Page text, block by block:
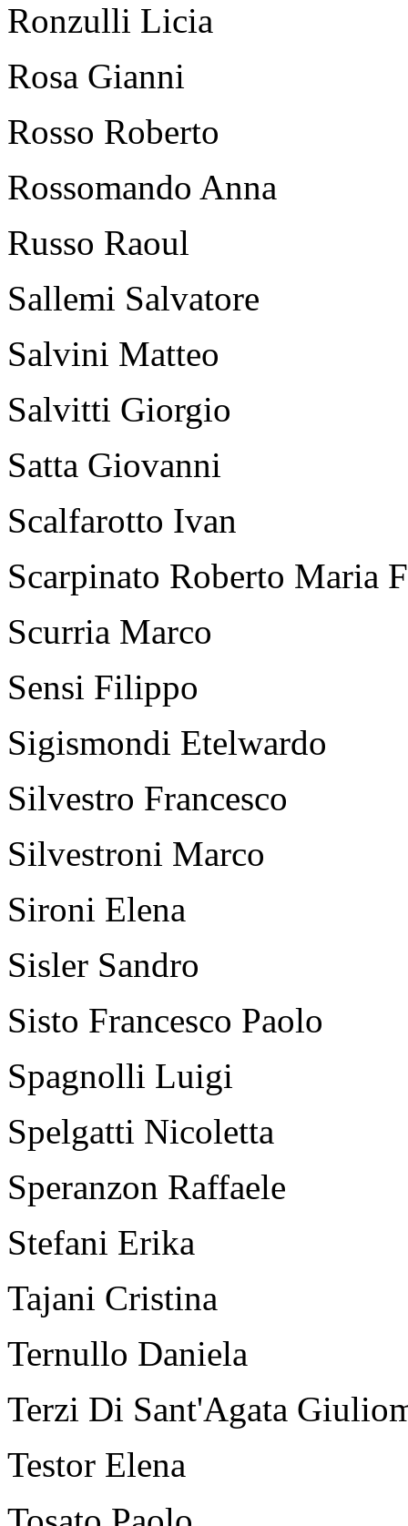
Ronzulli Licia
Rosa Gianni
Rosso Roberto
Rossomando Anna
Russo Raoul
Sallemi Salvatore
Salvini Matteo
Salvitti Giorgio
Satta Giovanni
Scalfarotto Ivan
Scarpinato Roberto Maria
Scurria Marco
Sensi Filippo
Sigismondi Etelwardo
Silvestro Francesco
Silvestroni Marco
Sironi Elena
Sisler Sandro
Sisto Francesco Paolo
Spagnolli Luigi
Spelgatti Nicoletta
Speranzon Raffaele
Stefani Erika
Tajani Cristina
Ternullo Daniela
Terzi Di Sant'Agata
Testor Elena